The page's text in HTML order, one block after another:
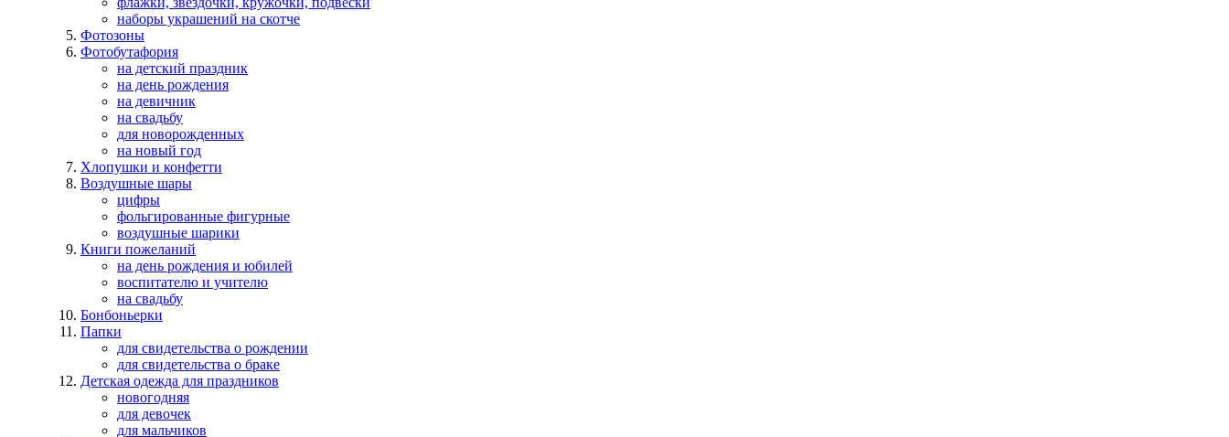
наборы украшений на скотче
Фотозоны
Фотобутафория
на детский праздник
на день рождения
на девичник
на свадьбу
для новорожденных
на новый год
Хлопушки и конфетти
Воздушные шары
цифры
фольгированные фигурные
воздушные шарики
Книги пожеланий
на день рождения и юбилей
воспитателю и учителю
на свадьбу
Бонбоньерки
Папки
для свидетельства о рождении
для свидетельства о браке
Детская одежда для праздников
новогодняя
для девочек
для мальчиков